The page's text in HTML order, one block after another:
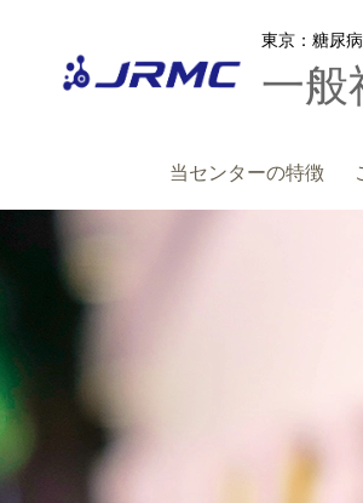
東京：糖尿
一般
当センターの特徴